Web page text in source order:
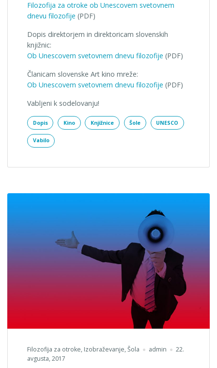
Filozofija za otroke ob Unescovem svetovnem
dnevu filozofije (PDF)
Dopis direktorjem in direktoricam slovenskih
knjižnic:
Ob Unescovem svetovnem dnevu filozofije (PDF)
Članicam slovenske Art kino mreže:
Ob Unescovem svetovnem dnevu filozofije (PDF)
Vabljeni k sodelovanju!
Dopis Kino Knjižnice Šole UNESCO
Vabilo
Filozofija za otroke, Izobraževanje,Šola admin
22.
avgusta, 2017